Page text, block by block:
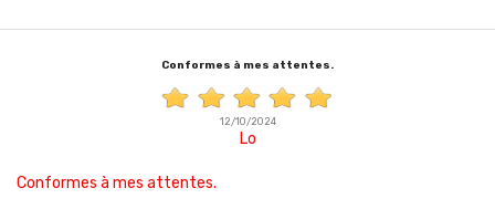
Conformes à mes attentes.
12/10/2024
Lo
Conformes à mes attentes.